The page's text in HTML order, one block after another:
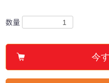
数量
今